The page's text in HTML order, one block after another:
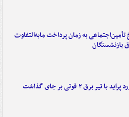
تأمین‌اجتماعی به زمان پرداخت مابه‌التفاوت
بازنشستگان
با تیر برق ۲ فوتی بر جای گذاشت